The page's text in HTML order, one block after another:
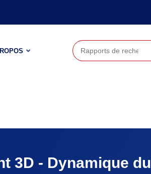
3D - Dynamique du